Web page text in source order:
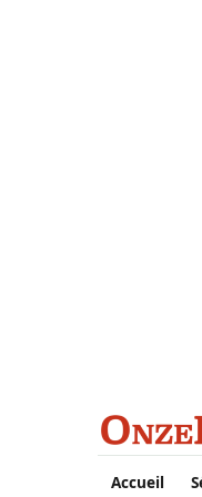
Aller au contenu
Accueil